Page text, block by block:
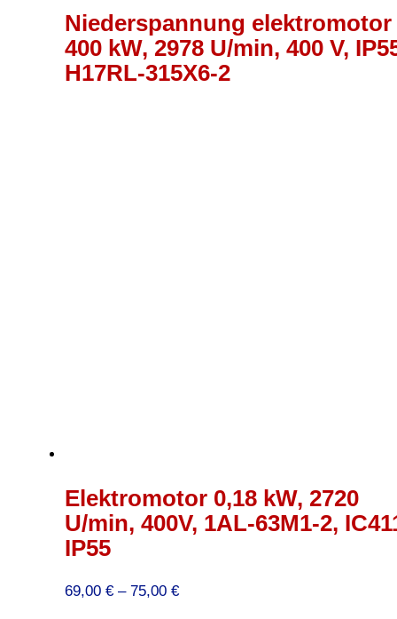
Niederspannung elektromotor
400 kW, 2978 U/min, 400 V,
H17RL-315X6-2
Elektromotor 0,18 kW, 2720
U/min, 400V, 1AL-63M1-2,
IP55
69,00 € – 75,00 €Preisspanne: